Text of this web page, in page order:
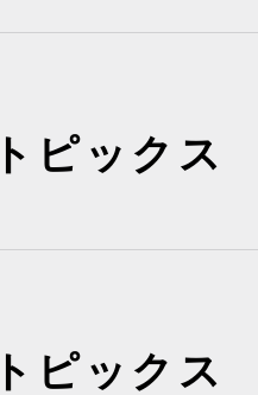
トピックス
トピックス